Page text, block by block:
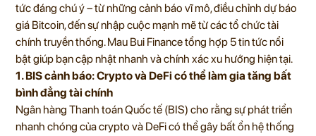
tức đáng chú ý – từ những cảnh báo vĩ mô, điều chỉnh dự báo
giá Bitcoin, đến sự nhập cuộc mạnh mẽ từ các tổ chức tài
chính truyền thống. Mau Bui Finance tổng hợp 5 tin tức nổi
bật giúp bạn cập nhật nhanh và chính xác xu hướng hiện tại.
1. BIS cảnh báo: Crypto và DeFi có thể làm gia tăng bất
bình đẳng tài chính
Ngân hàng Thanh toán Quốc tế (BIS) cho rằng sự phát triển
nhanh chóng của crypto và DeFi có thể gây bất ổn hệ thống